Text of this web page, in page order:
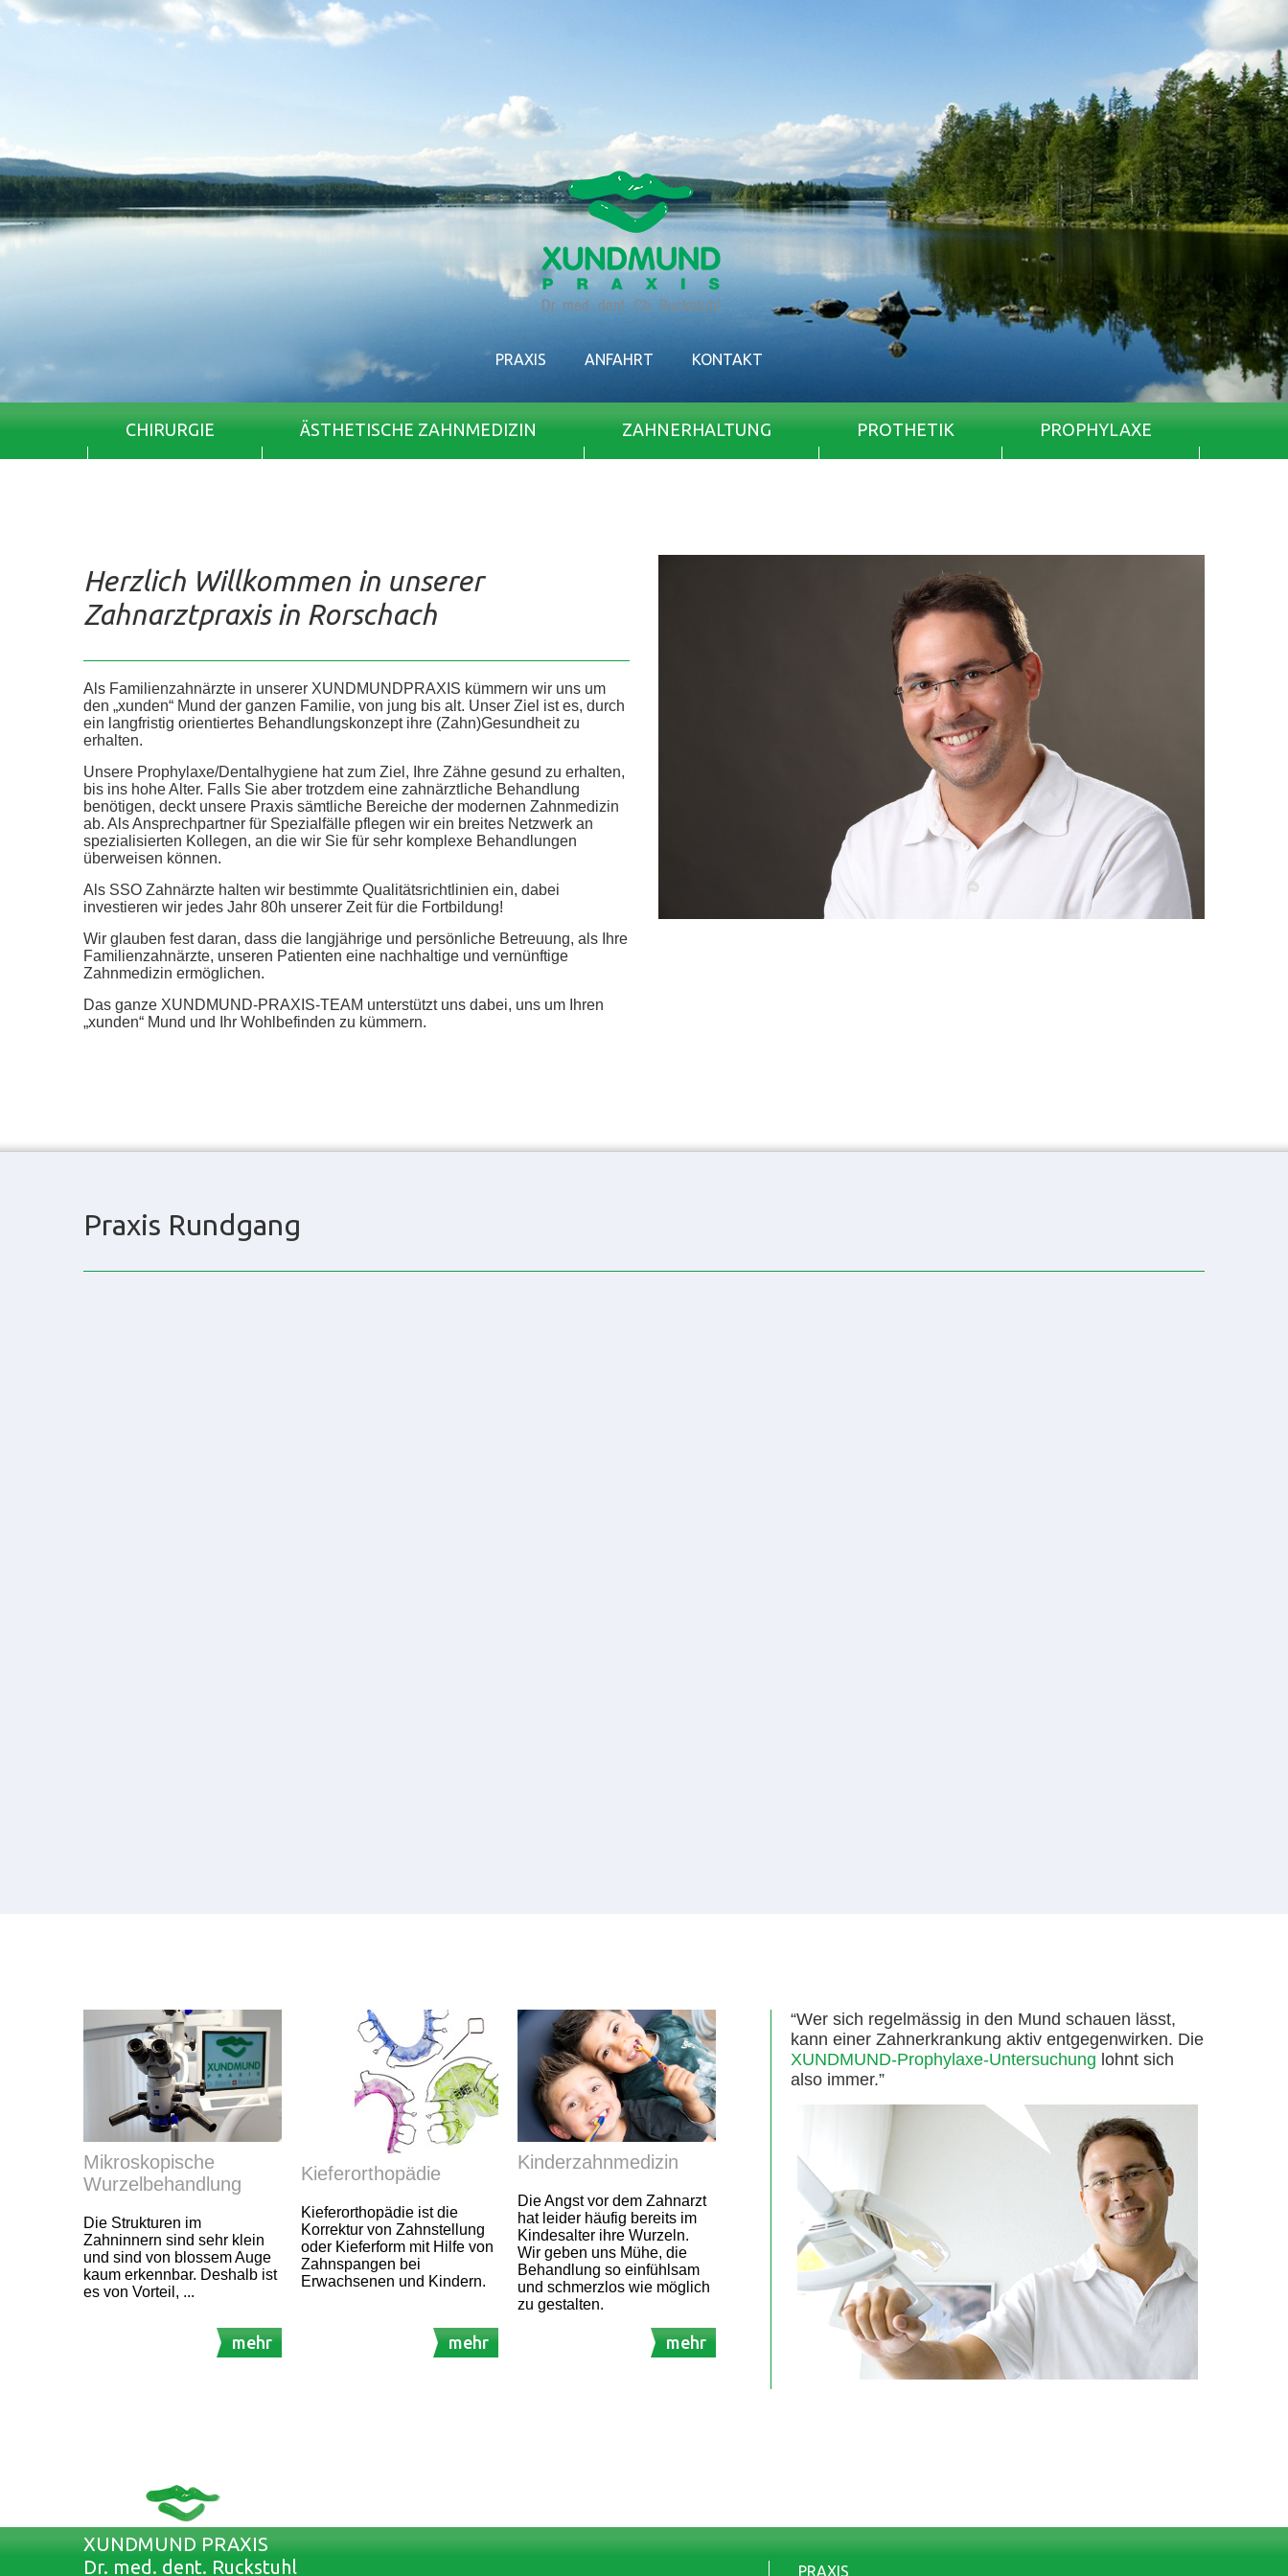
PRAXIS ANFAHRT KONTAKT
CHIRURGIE ÄSTHETISCHE ZAHNMEDIZIN ZAHNERHALTUNG PROTHETIK PROPHYLAXE
Herzlich Willkommen in unserer
Zahnarztpraxis in Rorschach
Als Familienzahnärzte in unserer XUNDMUNDPRAXIS kümmern wir uns um
den „xunden“ Mund der ganzen Familie, von jung bis alt. Unser Ziel ist es, durch
ein langfristig orientiertes Behandlungskonzept ihre (Zahn)Gesundheit zu
erhalten.
Unsere Prophylaxe/Dentalhygiene hat zum Ziel, Ihre Zähne gesund zu erhalten,
bis ins hohe Alter. Falls Sie aber trotzdem eine zahnärztliche Behandlung
benötigen, deckt unsere Praxis sämtliche Bereiche der modernen Zahnmedizin
ab. Als Ansprechpartner für Spezialfälle pflegen wir ein breites Netzwerk an
spezialisierten Kollegen, an die wir Sie für sehr komplexe Behandlungen
überweisen können.
Als SSO Zahnärzte halten wir bestimmte Qualitätsrichtlinien ein, dabei
investieren wir jedes Jahr 80h unserer Zeit für die Fortbildung!
Wir glauben fest daran, dass die langjährige und persönliche Betreuung, als Ihre
Familienzahnärzte, unseren Patienten eine nachhaltige und vernünftige
Zahnmedizin ermöglichen.
Das ganze XUNDMUND-PRAXIS-TEAM unterstützt uns dabei, uns um Ihren
„xunden“ Mund und Ihr Wohlbefinden zu kümmern.
Praxis Rundgang
Mikroskopische
Wurzelbehandlung
Die Strukturen im
Zahninnern sind sehr klein
und sind von blossem Auge
kaum erkennbar. Deshalb ist
es von Vorteil, ...
mehr
Kieferorthopädie
Kieferorthopädie ist die
Korrektur von Zahnstellung
oder Kieferform mit Hilfe von
Zahnspangen bei
Erwachsenen und Kindern.
mehr
Kinderzahnmedizin
Die Angst vor dem Zahnarzt
hat leider häufig bereits im
Kindesalter ihre Wurzeln.
Wir geben uns Mühe, die
Behandlung so einfühlsam
und schmerzlos wie möglich
zu gestalten.
mehr
“Wer sich regelmässig in den Mund schauen lässt,
kann einer Zahnerkrankung aktiv entgegenwirken. Die
XUNDMUND-Prophylaxe-Untersuchung lohnt sich
also immer.”
XUNDMUND PRAXIS
Dr. med. dent. Ruckstuhl
PRAXIS